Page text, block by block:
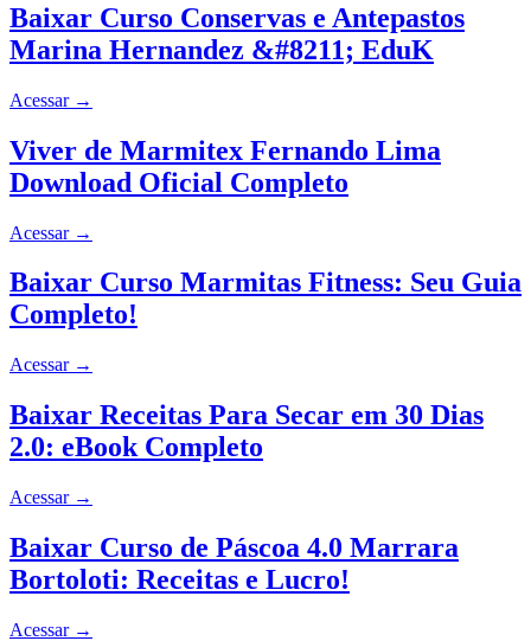
Baixar Curso Conservas e Antepastos
Marina Hernandez &#8211; EduK
Acessar →
Viver de Marmitex Fernando Lima
Download Oficial Completo
Acessar →
Baixar Curso Marmitas Fitness: Seu Guia
Completo!
Acessar →
Baixar Receitas Para Secar em 30 Dias
2.0: eBook Completo
Acessar →
Baixar Curso de Páscoa 4.0 Marrara
Bortoloti: Receitas e Lucro!
Acessar →